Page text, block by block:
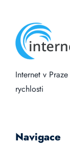
Internet v Praze
rychlosti
Navigace